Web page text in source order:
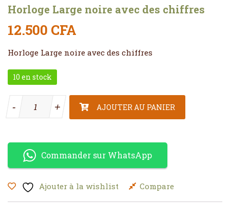
Horloge Large noire avec des chiffres
12.500 CFA
Horloge Large noire avec des chiffres
10 en stock
quantité de Horloge Large noire avec des chiffres
+
- +
- AJOUTER AU PANIER
Commander sur WhatsApp
Ajouter à la wishlist Compare